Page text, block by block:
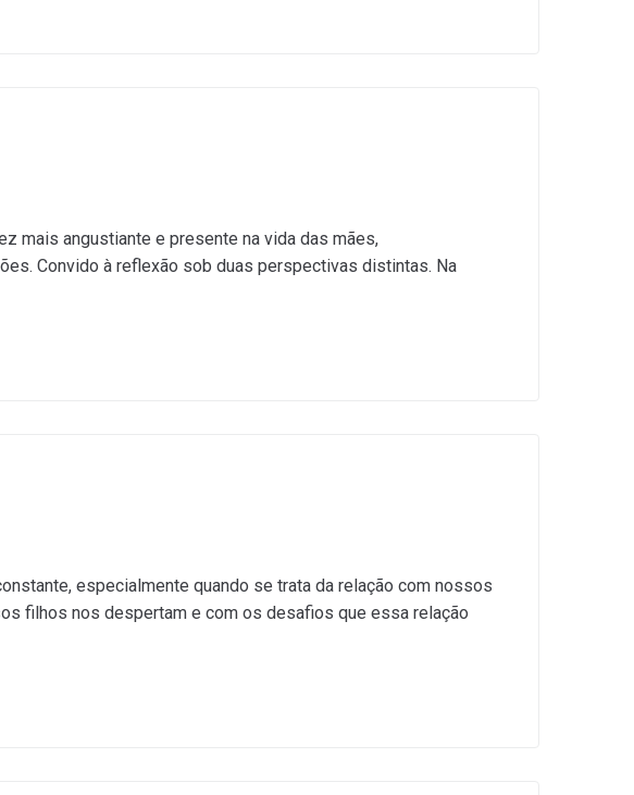
mais angustiante e presente na vida das mães,
Convido à reflexão sob duas perspectivas distintas. Na
especialmente quando se trata da relação com nossos
filhos nos despertam e com os desafios que essa relação